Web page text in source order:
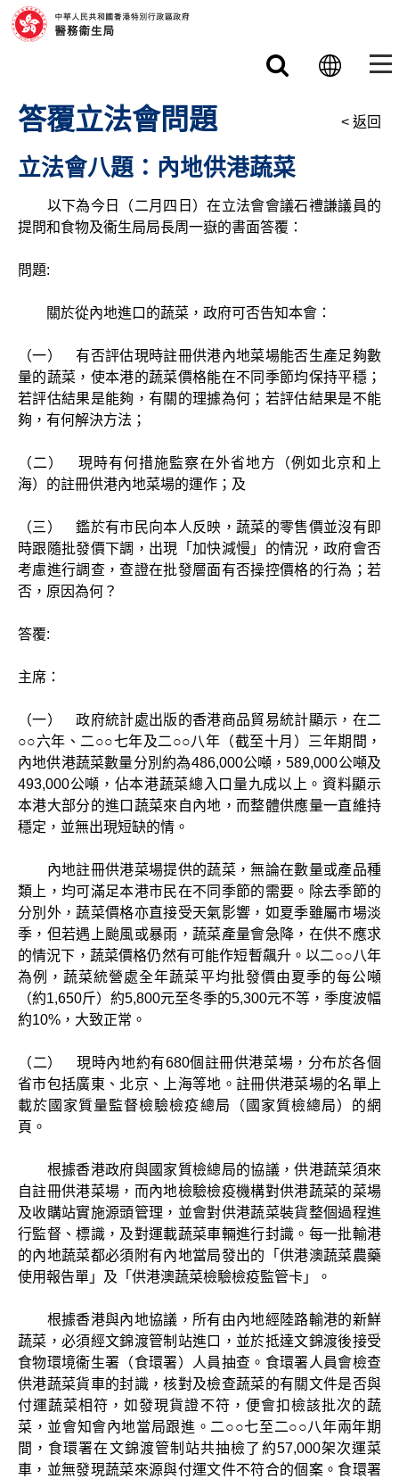
跳至主要內容
答覆立法會問題
立法會八題：內地供港蔬菜
< 返回
以下為今日（二月四日）在立法會會議石禮謙議員的
提問和食物及衞生局局長周一嶽的書面答覆：
問題:
關於從內地進口的蔬菜，政府可否告知本會：
（一） 有否評估現時註冊供港內地菜場能否生產足夠數
量的蔬菜，使本港的蔬菜價格能在不同季節均保持平穩；
若評估結果是能夠，有關的理據為何；若評估結果是不能
夠，有何解決方法；
（二） 現時有何措施監察在外省地方（例如北京和上
海）的註冊供港內地菜場的運作；及
（三） 鑑於有市民向本人反映，蔬菜的零售價並沒有即
時跟隨批發價下調，出現「加快減慢」的情況，政府會否
考慮進行調查，查證在批發層面有否操控價格的行為；若
否，原因為何？
答覆:
主席：
（一） 政府統計處出版的香港商品貿易統計顯示，在二
○○六年、二○○七年及二○○八年（截至十月）三年期間，
內地供港蔬菜數量分別約為486,000公噸，589,000公噸及
493,000公噸，佔本港蔬菜總入口量九成以上。資料顯示
本港大部分的進口蔬菜來自內地，而整體供應量一直維持
穩定，並無出現短缺的情。
內地註冊供港菜場提供的蔬菜，無論在數量或產品種
類上，均可滿足本港市民在不同季節的需要。除去季節的
分別外，蔬菜價格亦直接受天氣影響，如夏季雖屬市場淡
季，但若遇上颱風或暴雨，蔬菜產量會急降，在供不應求
的情況下，蔬菜價格仍然有可能作短暫飆升。以二○○八年
為例，蔬菜統營處全年蔬菜平均批發價由夏季的每公噸
（約1,650斤）約5,800元至冬季的5,300元不等，季度波幅
約10%，大致正常。
（二） 現時內地約有680個註冊供港菜場，分布於各個
省市包括廣東、北京、上海等地。註冊供港菜場的名單上
載於國家質量監督檢驗檢疫總局（國家質檢總局）的網
頁。
根據香港政府與國家質檢總局的協議，供港蔬菜須來
自註冊供港菜場，而內地檢驗檢疫機構對供港蔬菜的菜場
及收購站實施源頭管理，並會對供港蔬菜裝貨整個過程進
行監督、標識，及對運載蔬菜車輛進行封識。每一批輸港
的內地蔬菜都必須附有內地當局發出的「供港澳蔬菜農藥
使用報告單」及「供港澳蔬菜檢驗檢疫監管卡」。
根據香港與內地協議，所有由內地經陸路輸港的新鮮
蔬菜，必須經文錦渡管制站進口，並於抵達文錦渡後接受
食物環境衞生署（食環署）人員抽查。食環署人員會檢查
供港蔬菜貨車的封識，核對及檢查蔬菜的有關文件是否與
付運蔬菜相符，如發現貨證不符，便會扣檢該批次的蔬
菜，並會知會內地當局跟進。二○○七至二○○八年兩年期
間，食環署在文錦渡管制站共抽檢了約57,000架次運菜
車，並無發現蔬菜來源與付運文件不符合的個案。食環署